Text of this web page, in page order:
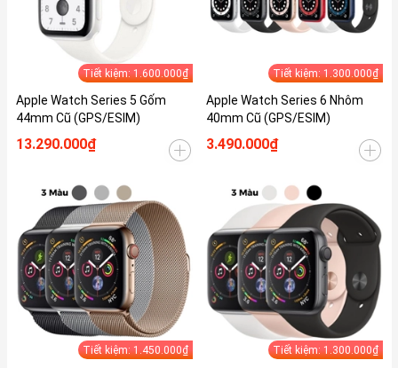
Tiết kiệm: 1.600.000₫
Apple Watch Series 5 Gốm
44mm Cũ (GPS/ESIM)
13.290.000₫
Tiết kiệm: 1.300.000₫
Apple Watch Series 6 Nhôm
40mm Cũ (GPS/ESIM)
3.490.000₫
Tiết kiệm: 1.450.000₫ Tiết kiệm: 1.300.000₫